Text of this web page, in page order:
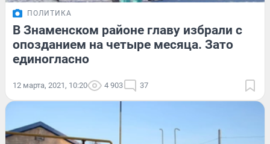
ПОЛИТИКА
В Знаменском районе главу избрали с
опозданием на четыре месяца. Зато
единогласно
12 марта, 2021, 10:20 4 903 37